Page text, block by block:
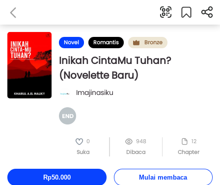
Novel Romantis Bronze
Inikah CintaMu Tuhan?
(Novelette Baru)
Imajinasiku
0
Suka
948
Dibaca
12
Chapter
Rp50.000 Mulai membaca